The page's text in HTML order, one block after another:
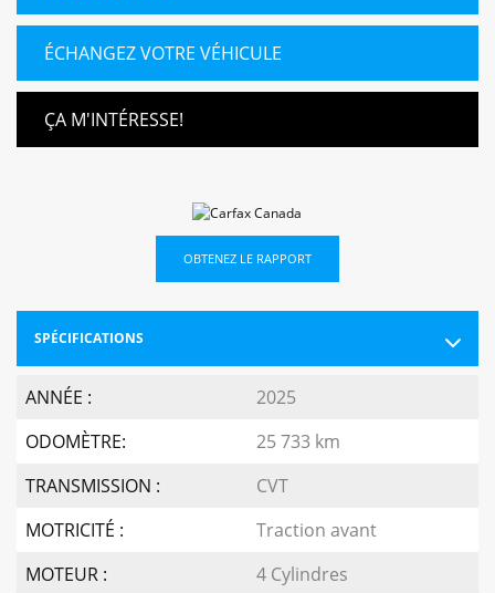
OBTENEZ LE RAPPORT
SPÉCIFICATIONS
ANNÉE :
2025
ODOMÈTRE:
25 733 km
TRANSMISSION :
CVT
MOTRICITÉ :
Traction avant
MOTEUR :
4 Cylindres
ÉCHANGEZ VOTRE VÉHICULE
ÇA M'INTÉRESSE!